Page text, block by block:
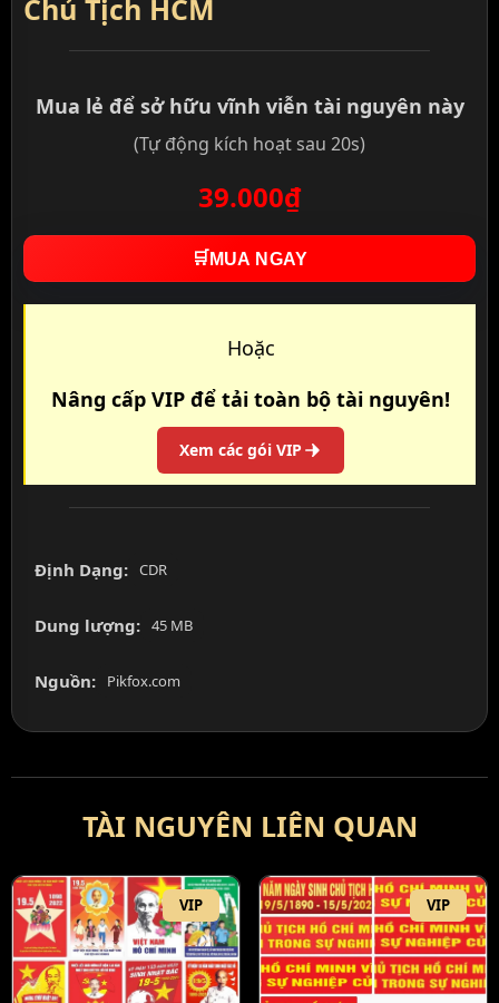
Chủ Tịch HCM
Mua lẻ để sở hữu vĩnh viễn tài nguyên này
(Tự động kích hoạt sau 20s)
39.000₫
🛒 MUA NGAY
Hoặc
Nâng cấp VIP để tải toàn bộ tài nguyên!
Xem các gói VIP
Định Dạng: CDR
Dung lượng: 45 MB
Nguồn: Pikfox.com
TÀI NGUYÊN LIÊN QUAN
VIP VIP